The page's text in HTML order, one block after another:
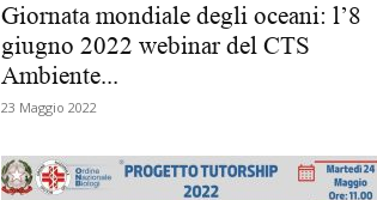
Giornata mondiale degli oceani: l’8
giugno 2022 webinar del CTS
Ambiente...
23 Maggio 2022